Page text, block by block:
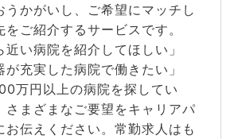
うかがいし、ご希望にマッチし
をご紹介するサービスです。
近い病院を紹介してほしい」
が充実した病院で働きたい」
万円以上の病院を探してい
さまざまなご要望をキャリアパ
お伝えください。常勤求人はも